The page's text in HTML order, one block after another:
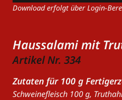
Download erfolgt über Login-
Haussalami mit
Artikel Nr. 334
Zutaten für 100 g
Schweinefleisch 100 g,